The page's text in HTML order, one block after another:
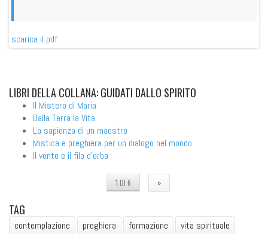
scarica il pdf
LIBRI DELLA COLLANA: GUIDATI DALLO SPIRITO
Il Mistero di Maria
Dalla Terra la Vita
La sapienza di un maestro
Mistica e preghiera per un dialogo nel mondo
Il vento e il filo d'erba
1 DI 6 »
TAG
contemplazione preghiera formazione
vita spirituale